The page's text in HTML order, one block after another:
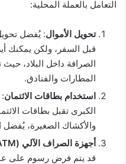
التعامل بالعملة المحلية:
تحويل الأموال: يُفضل
قبل السفر، ولكن يمكنك
الصرافة داخل البلاد،
المطارات والفنادق.
استخدام بطاقات الائتمان
الكبرى تقبل بطاقات
والأكشاك الصغيرة، يُفضل
أجهزة الصراف الآلي (ATM)
قد يتم فرض رسوم على